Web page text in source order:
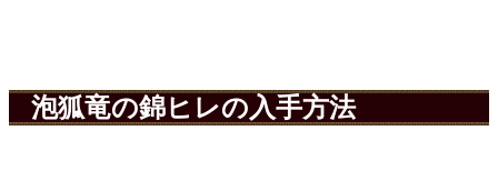
泡狐竜の錦ヒレの入手方法